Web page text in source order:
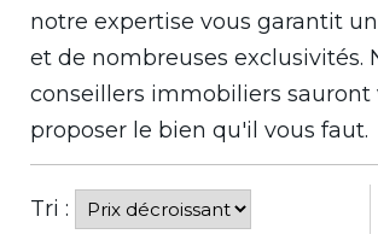
notre expertise vous garantit
et de nombreuses exclusivités.
conseillers immobiliers sauront
proposer le bien qu'il vous faut.
Tri :